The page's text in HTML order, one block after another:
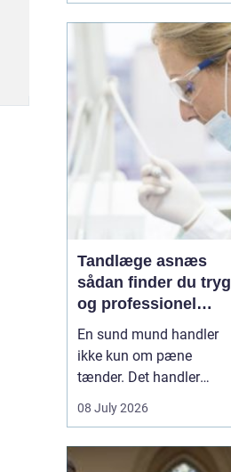
løsning og en dyr
langtidsskade. I Viborg
og omegn findes der
mange fagfolk, men
hvordan sikrer du dig, at
Tandlæge asnæs
sådan finder du tryg
og professionel
tandpleje
En sund mund handler
ikke kun om pæne
tænder. Det handler
også om at kunne spise
uden smerter, tale frit og
bekymret. For mange i
08 July 2026